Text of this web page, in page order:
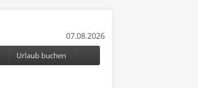
07.08.2026
Urlaub buchen